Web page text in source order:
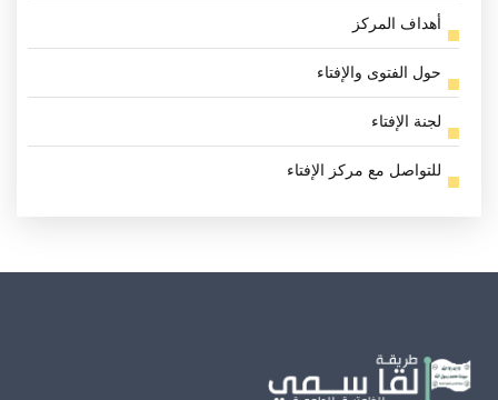
أهداف المركز
حول الفتوى والإفتاء
لجنة الإفتاء
للتواصل مع مركز الإفتاء